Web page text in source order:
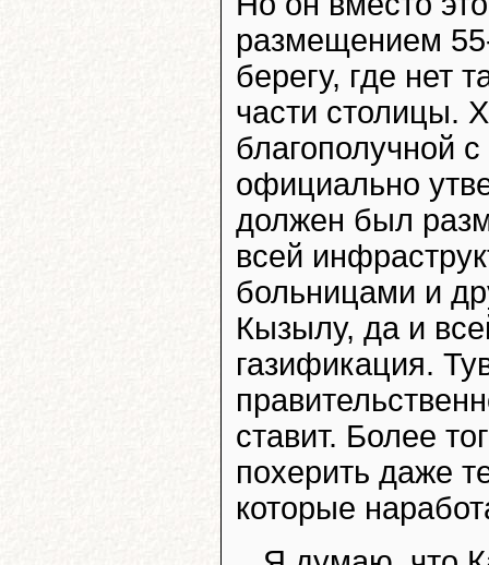
размещением
берегу, где нет
части столицы.
благополучной
официально
должен был
всей
больницами и
Кызылу, да и
газификация.
ставит. Более
похерить даже
которые